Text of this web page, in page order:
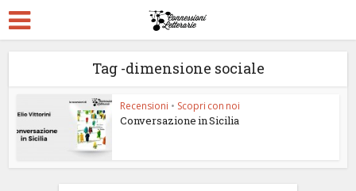
Tag -dimensione sociale
Recensioni • Scopri con noi
Conversazione in Sicilia